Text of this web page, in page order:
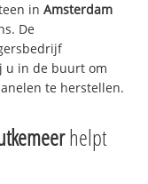
inAmsterdam
De
u in de buurt om
te herstellen.
helpt